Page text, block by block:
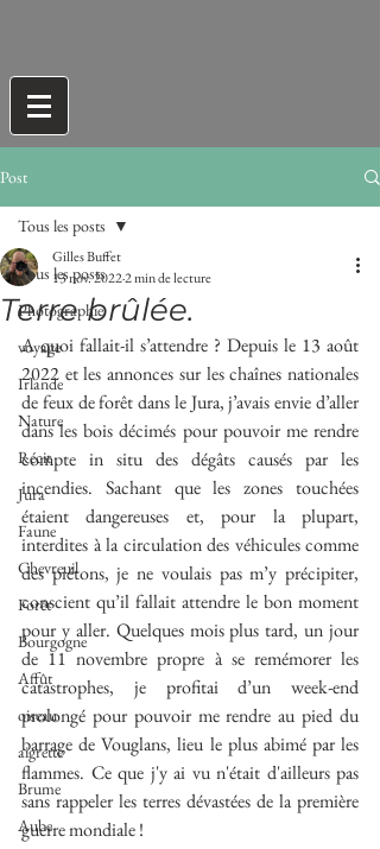
Post
Tous les posts
Photographie
voyage
Irlande
Nature
Récit
Jura
Faune
Chevreuil
Forêt
Bourgogne
Affût
oiseau
aigrette
Brume
Aube
Tous les posts
Terre brûlée.
Gilles Buffet
13 nov. 20222 min de lecture
A quoi fallait-il s’attendre ? Depuis le 13 août
2022 et les annonces sur les chaînes nationales
de feux de forêt dans le Jura, j’avais envie d’aller
dans les bois décimés pour pouvoir me rendre
compte in situ des dégâts causés par les
incendies. Sachant que les zones touchées
étaient dangereuses et, pour la plupart,
interdites à la circulation des véhicules comme
des piétons, je ne voulais pas m’y précipiter,
conscient qu’il fallait attendre le bon moment
pour y aller. Quelques mois plus tard, un jour
de 11 novembre propre à se remémorer les
catastrophes, je profitai d’un week-end
prolongé pour pouvoir me rendre au pied du
barrage de Vouglans, lieu le plus abimé par les
flammes. Ce que j'y ai vu n'était d'ailleurs pas
sans rappeler les terres dévastées de la première
guerre mondiale !